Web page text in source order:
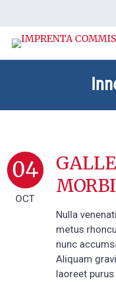
04
OCT
Nulla
metus
nunc
Aliquam
laoreet